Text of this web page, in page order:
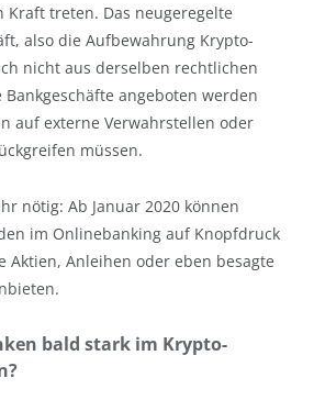
Kraft treten. Das neugeregelte
also die Aufbewahrung Krypto-
nicht aus derselben rechtlichen
angeboten werden
auf externe Verwahrstellen oder
müssen.
nötig: Ab Januar 2020 können
im Onlinebanking auf Knopfdruck
Aktien, Anleihen oder eben besagte
bald stark im Krypto-